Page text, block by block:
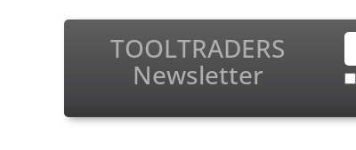
TOOLTRADERS
Newsletter